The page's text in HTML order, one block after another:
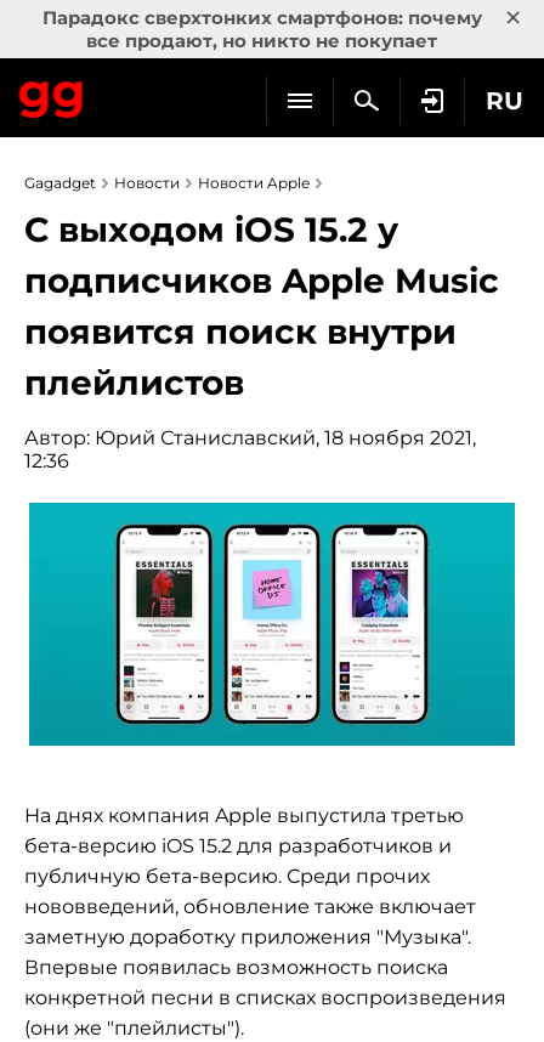
Парадокс сверхтонких смартфонов: почему
все продают, но никто не покупает
×
RU
Gagadget Новости Новости Apple
С выходом iOS 15.2 у
подписчиков Apple Music
появится поиск внутри
плейлистов
Автор: Юрий Станиславский, 18 ноября 2021,
12:36
На днях компания Apple выпустила третью
бета-версию iOS 15.2 для разработчиков и
публичную бета-версию. Среди прочих
нововведений, обновление также включает
заметную доработку приложения "Музыка".
Впервые появилась возможность поиска
конкретной песни в списках воспроизведения
(они же "плейлисты").